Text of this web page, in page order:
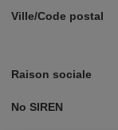
Ville/Code postal
Raison sociale
No SIREN